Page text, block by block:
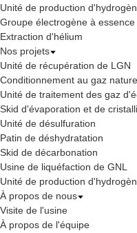
Unité de production
Groupe électrogène à essence
Extraction d'hélium
Nos projets
Unité de récupération de LGN
Conditionnement au gaz
Unité de traitement des gaz
Skid d'évaporation et de
Unité de désulfuration
Patin de déshydratation
Skid de décarbonation
Usine de liquéfaction de GNL
Unité de production
À propos de nous
Visite de l'usine
À propos de l'équipe